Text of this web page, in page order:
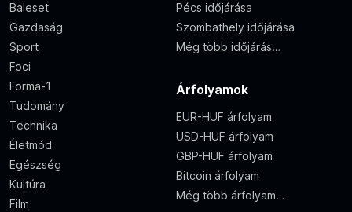
Baleset
Gazdaság
Sport
Foci
Forma-1
Tudomány
Technika
Életmód
Egészség
Kultúra
Film
Pécs időjárása
Szombathely időjárása
Még több időjárás…
Árfolyamok
EUR-HUF árfolyam
USD-HUF árfolyam
GBP-HUF árfolyam
Bitcoin árfolyam
Még több árfolyam…